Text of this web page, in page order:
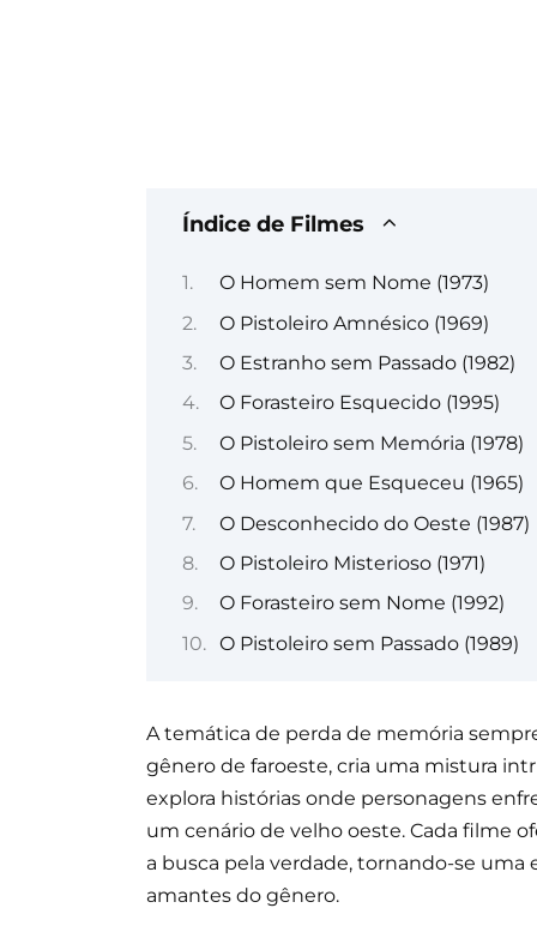
Índice de Filmes
O Homem sem Nome (1973)
O Pistoleiro Amnésico (1969)
O Estranho sem Passado (1982)
O Forasteiro Esquecido (1995)
O Pistoleiro sem Memória (1978)
O Homem que Esqueceu (1965)
O Desconhecido do Oeste (1987)
O Pistoleiro Misterioso (1971)
O Forasteiro sem Nome (1992)
O Pistoleiro sem Passado (1989)
A temática de perda de memória
gênero de faroeste, cria uma mistura
explora histórias onde personagens
um cenário de velho oeste. Cada filme
a busca pela verdade, tornando-se
amantes do gênero.